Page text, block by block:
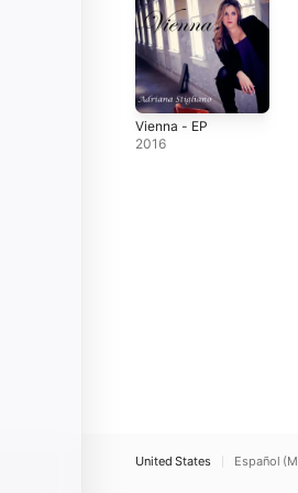
Vienna - EP
2016
United States Español